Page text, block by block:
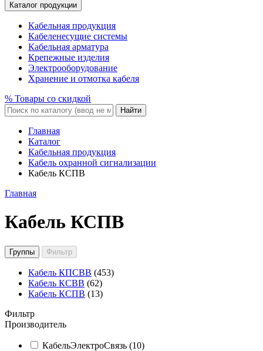
Каталог продукции
Кабельная продукция
Кабеленесущие системы
Кабельная арматура
Крепежные изделия
Электрооборудование
Хранение и отмотка кабеля
% Товары со скидкой
Найти
Главная
Каталог
Кабельная продукция
Кабель охранной сигнализации
Кабель КСПВ
Главная
Кабель КСПВ
Группы Фильтр
Кабель КПСВВ (453)
Кабель КСВВ (62)
Кабель КСПВ (13)
Фильтр
Производитель
КабельЭлектроСвязь (10)